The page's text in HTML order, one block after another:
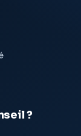
?